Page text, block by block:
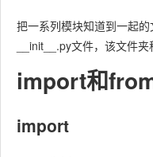
把一系列模块知道到一起
__init__.py文件，该文件夹
import和
import